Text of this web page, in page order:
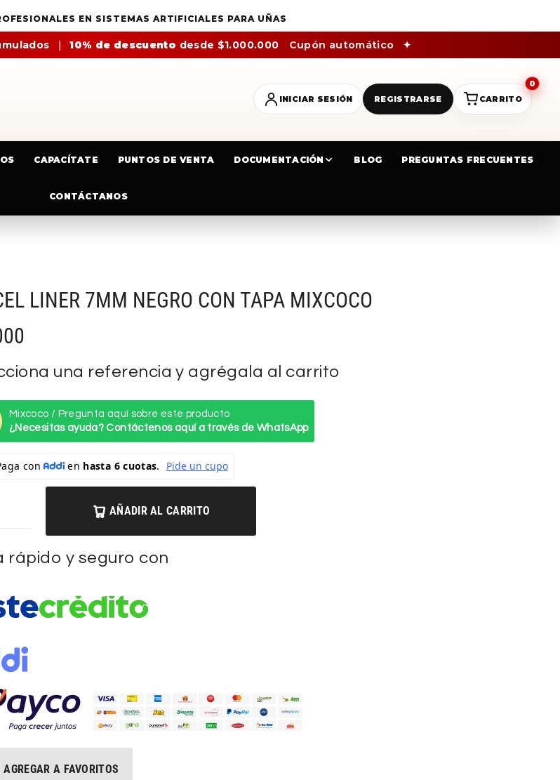
EN SISTEMAS ARTIFICIALES PARA UÑAS
| 10% de descuento desde $1.000.000 Cupón automático ✦
INICIAR SESIÓN REGISTRARSE
0
CARRITO
CAPACÍTATE PUNTOS DE VENTA DOCUMENTACIÓN BLOG PREGUNTAS FRECUENTES
CONTÁCTANOS
LINER 7MM NEGRO CON TAPA MIXCOCO
una referencia y agrégala al carrito
Mixcoco / Pregunta aquí sobre este producto
¿Necesitas ayuda? Contáctenos aquí a través de WhatsApp
AÑADIR AL CARRITO
rápido y seguro con
AGREGAR A FAVORITOS